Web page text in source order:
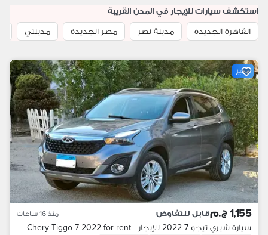
استكشف سيارات للإيجار في المدن القريبة
القاهرة الجديدة
مدينة نصر مصر الجديدة مدينتي
مميز
1,155 ج.م قابل للتفاوض منذ 16 ساعات
سيارة شيري تيجو 7 2022 للإيجار - Chery Tiggo 7 2022 for rent